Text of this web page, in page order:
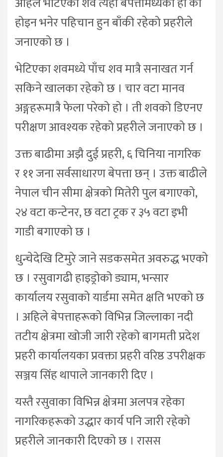
होइन भनेर पहिचान हुन बाँकी रहेको प्रहरीले
जनाएको छ ।
भेटिएका शवमध्ये पाँच शव मात्रै सनाखत गर्न
सकिने खालका रहेको छ । चार वटा मानव
अङ्गहरूमात्रै फेला परेको हो । ती शवको डिएनए
परीक्षण आवश्यक रहेको प्रहरीले जनाएको छ ।
उक्त बाढीमा अझै दुई प्रहरी, ६ चिनिया नागरिक
र ११ जना सर्वसाधारण बेपत्ता छन् । उक्त बाढीले
नेपाल चीन सीमा क्षेत्रको मितेरी पुल बगाएको,
२४ वटा कन्टेनर, छ वटा ट्रक र ३५ वटा इभी
गाडी बगाएको छ ।
धुन्चेदेखि टिमुरे जाने सडकसमेत अवरुद्ध भएको
छ । रसुवागढी हाइड्रोको ड्याम, भन्सार
कार्यालय रसुवाको यार्डमा समेत क्षति भएको छ
। अहिले बेपत्ताहरूको विभिन्न जिल्लाका नदी
तटीय क्षेत्रमा खोजी जारी रहेको बागमती प्रदेश
प्रहरी कार्यालयका प्रवक्ता प्रहरी वरिष्ठ उपरीक्षक
सञ्जय सिंह थापाले जानकारी दिए ।
यस्तै रसुवाका विभिन्न क्षेत्रमा अलपत्र रहेका
नागरिकहरूको उद्धार कार्य पनि जारी रहेको
प्रहरीले जानकारी दिएको छ । रासस